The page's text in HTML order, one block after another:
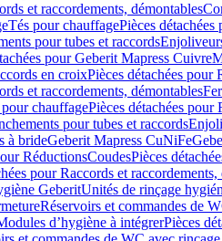
et raccordements, démontables
Tés pour chauffagePièces
pour tubes et raccords
pour Geberit Mapress Cuivre
en croixPièces détachées pour
et raccordements, démontables
chauffagePièces détachées pour
pour tubes et raccords
à brideGeberit Mapress CuNiFe
RéductionsCoudesPièces
pour Raccords et raccordements,
GeberitUnités de rinçage
Réservoirs et commandes de
d’hygiène à intégrerPièces